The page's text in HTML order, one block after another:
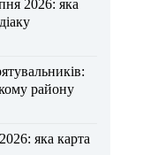
2026: яка
району
яка карта